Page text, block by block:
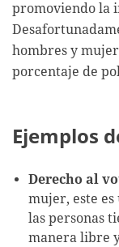
promoviendo la
hombres y
porcentaje de
Ejemplos
Derecho al
mujer, este
las personas
manera libre